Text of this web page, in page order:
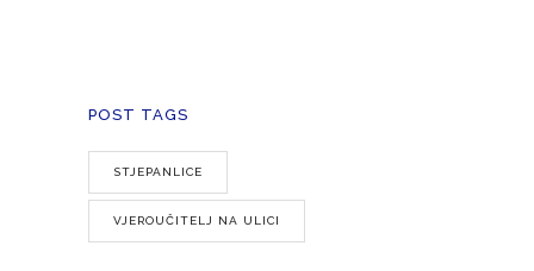
POST TAGS
STJEPANLICE
VJEROUČITELJ NA ULICI